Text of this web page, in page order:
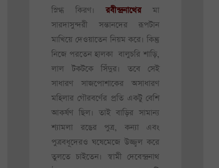
স্নিগ্ধ কিরণ।রবীন্দ্রনাথের মা
সারদাসুন্দরী সন্তানদের রূপটান
মাখিয়ে দেওয়াতেন নিয়ম করে। কিন্তু
নিজে পরতেন হালকা বালুচরি শাড়ি,
লাল টকটকে সিঁদুর। তবে সেই
সাধারণ সাজপোশাকের অসাধারণ
মহিলার গৌরবর্ণের প্রতি একটু বেশি
আকর্ষণ ছিল। তাই বাড়ির সামান্য
শ্যামলা রঙের পুত্র, কন্যা এবং
পুত্রবধূদেরও ঘষেমেজে উজ্জ্বল করে
তুলতে চাইতেন। স্বামী দেবেন্দ্রনাথ